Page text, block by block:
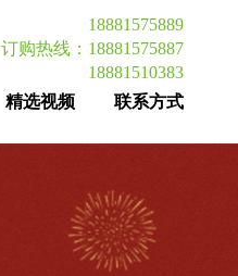
18881575889
订购热线：18881575887
18881510383
精选视频 联系方式